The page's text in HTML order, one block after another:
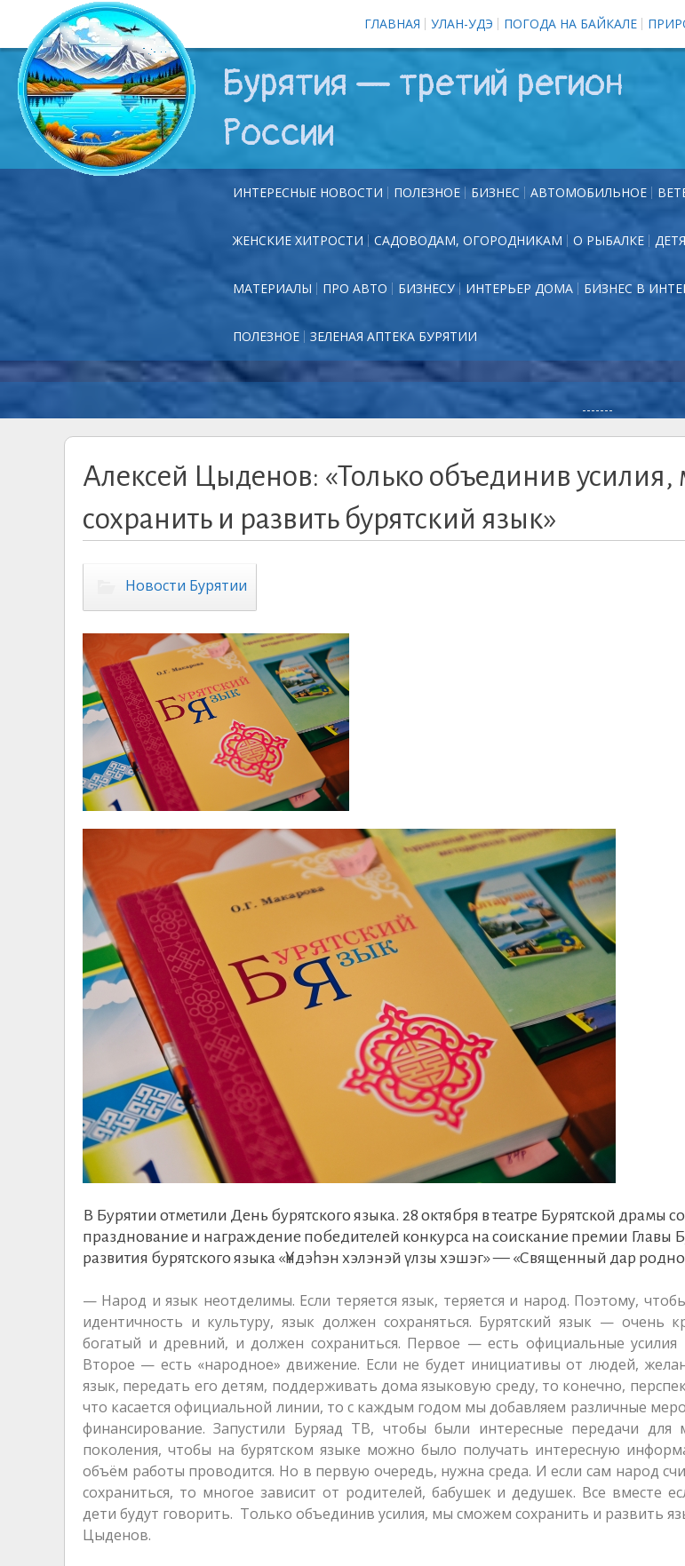
ГЛАВНАЯ УЛАН-УДЭ ПОГОДА НА БАЙКАЛЕ
Бурятия — третий регион
России
ИНТЕРЕСНЫЕ НОВОСТИ ПОЛЕЗНОЕ БИЗНЕС АВТОМОБИЛЬНОЕ
ЖЕНСКИЕ ХИТРОСТИ САДОВОДАМ, ОГОРОДНИКАМ О РЫБАЛКЕ
МАТЕРИАЛЫ ПРО АВТО БИЗНЕСУ ИНТЕРЬЕР ДОМА БИЗНЕС В
ПОЛЕЗНОЕ ЗЕЛЕНАЯ АПТЕКА БУРЯТИИ
-------
Алексей Цыденов: «Только объединив
сохранить и развить бурятский язык»
Новости Бурятии
В Бурятии отметили День бурятского языка. 28 октября в театре Бурятской драмы
празднование и награждение победителей конкурса на соискание премии Главы
развития бурятского языка «Үндэһэн хэлэнэй үлзы хэшэг» — «Священный дар
— Народ и язык неотделимы. Если теряется язык, теряется и народ. Поэтому,
идентичность и культуру, язык должен сохраняться. Бурятский язык — очень
богатый и древний, и должен сохраниться. Первое — есть официальные усилия
Второе — есть «народное» движение. Если не будет инициативы от людей,
язык, передать его детям, поддерживать дома языковую среду, то конечно,
что касается официальной линии, то с каждым годом мы добавляем различные
финансирование. Запустили Буряад ТВ, чтобы были интересные передачи для
поколения, чтобы на бурятском языке можно было получать интересную
объём работы проводится. Но в первую очередь, нужна среда. И если сам народ
сохраниться, то многое зависит от родителей, бабушек и дедушек. Все вместе
дети будут говорить. Только объединив усилия, мы сможем сохранить и развить
Цыденов.